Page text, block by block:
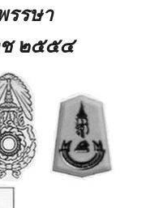
รรษา
ช ๒๕๕๔